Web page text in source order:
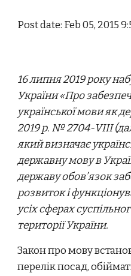
Post date: Feb 05, 2015
16 липня 2019 року
України «Про
української мови як
2019 р. № 2704-VIII
який визначає
державну мову в
державу обов’язок
розвиток і
усіх сферах
території України.
Закон про мову
перелік посад,